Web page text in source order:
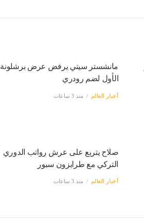
مانشستر سيتي يرفض عرض برشلونة
الأول لضم رودري
أخبار العالم منذ 3 ساعات
صلاح يتربع على عرش رواتب الدوري
التركي مع طرابزون سبور
أخبار العالم منذ 3 ساعات